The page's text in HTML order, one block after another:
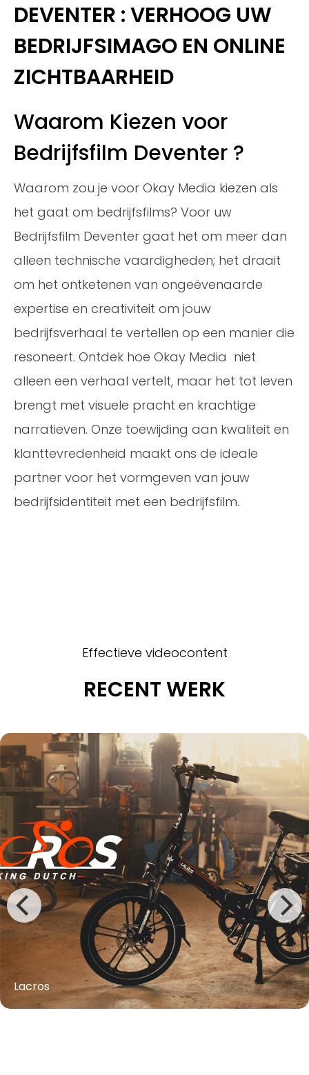
DEVENTER : VERHOOG UW
BEDRIJFSIMAGO EN ONLINE
ZICHTBAARHEID
Waarom Kiezen voor
Bedrijfsfilm Deventer ?
Waarom zou je voor Okay Media kiezen als
het gaat om bedrijfsfilms? Voor uw
Bedrijfsfilm Deventer gaat het om meer dan
alleen technische vaardigheden; het draait
om het ontketenen van ongeëvenaarde
expertise en creativiteit om jouw
bedrijfsverhaal te vertellen op een manier die
resoneert. Ontdek hoe Okay Media niet
alleen een verhaal vertelt, maar het tot leven
brengt met visuele pracht en krachtige
narratieven. Onze toewijding aan kwaliteit en
klanttevredenheid maakt ons de ideale
partner voor het vormgeven van jouw
bedrijfsidentiteit met een bedrijfsfilm.
Effectieve videocontent
RECENT WERK
Lacros